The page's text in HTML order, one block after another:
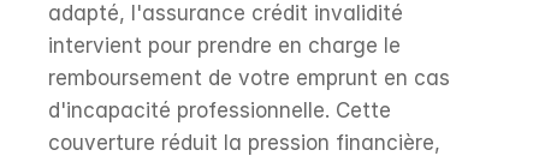
adapté, l'assurance crédit invalidité
intervient pour prendre en charge le
remboursement de votre emprunt en cas
d'incapacité professionnelle. Cette
couverture réduit la pression financière,